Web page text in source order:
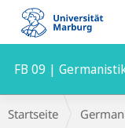
Mobile-
Navigation
FB 09 |
Breadcrumb-
Navigation
Startseite